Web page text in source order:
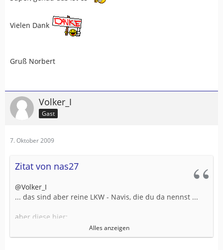
Vielen Dank
Gruß Norbert
Volker_I
Gast
7. Oktober 2009
Zitat von nas27
@Volker_I
... das sind aber reine LKW - Navis, die du da nennst ...
aber diese hier:
http://www.snooper.fr/GPS.pour.campi...ping-
cars.html
sind wirklich echte Caravan - Navis
Alles anzeigen